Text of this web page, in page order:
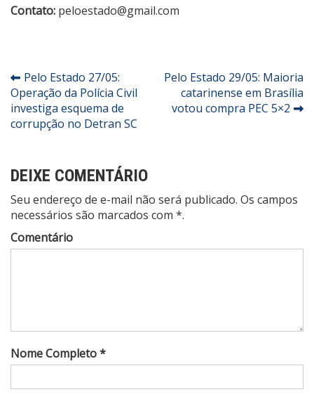
Contato: peloestado@gmail.com
Navegação
de
Post
Pelo Estado 27/05:
Operação da Polícia Civil
investiga esquema de
corrupção no Detran SC
Pelo Estado 29/05: Maioria
catarinense em Brasília
votou compra PEC 5×2
DEIXE COMENTÁRIO
Seu endereço de e-mail não será publicado. Os campos
necessários são marcados com *.
Comentário
Nome Completo *